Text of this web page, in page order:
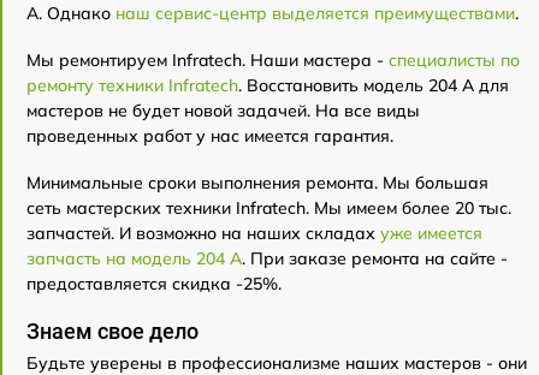
А. Однако наш сервис-центр выделяется преимуществами.
Мы ремонтируем Infratech. Наши мастера - специалисты по
ремонту техники Infratech. Восстановить модель 204 А для
мастеров не будет новой задачей. На все виды
проведенных работ у нас имеется гарантия.
Минимальные сроки выполнения ремонта. Мы большая
сеть мастерских техники Infratech. Мы имеем более 20 тыс.
запчастей. И возможно на наших складах уже имеется
запчасть на модель 204 А. При заказе ремонта на сайте -
предоставляется скидка -25%.
Знаем свое дело
Будьте уверены в профессионализме наших мастеров - они